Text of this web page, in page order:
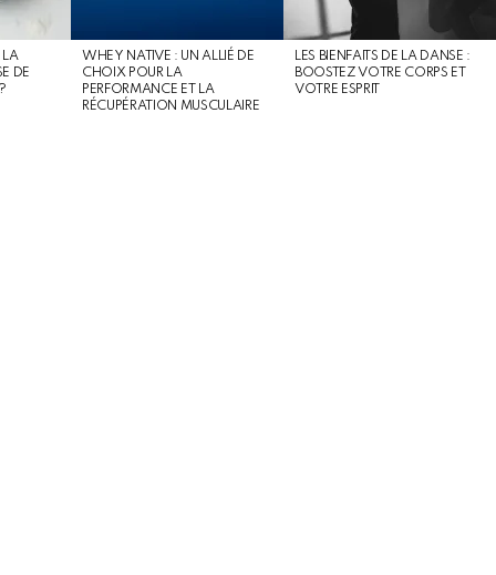
LA
DE
WHEY NATIVE : UN ALLIÉ DE
CHOIX POUR LA
PERFORMANCE ET LA
RÉCUPÉRATION MUSCULAIRE
LES BIENFAITS DE LA DANSE :
BOOSTEZ VOTRE CORPS ET
VOTRE ESPRIT